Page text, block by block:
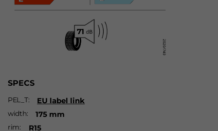
SPECS
PEL_T EU label link
width 175 mm
rim R15